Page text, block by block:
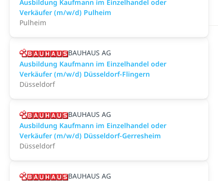
Ausbildung Kaufmann im Einzelhandel oder
Verkäufer (m/w/d) Pulheim
Pulheim
BAUHAUS AG
Ausbildung Kaufmann im Einzelhandel oder
Verkäufer (m/w/d) Düsseldorf-Flingern
Düsseldorf
BAUHAUS AG
Ausbildung Kaufmann im Einzelhandel oder
Verkäufer (m/w/d) Düsseldorf-Gerresheim
Düsseldorf
BAUHAUS AG